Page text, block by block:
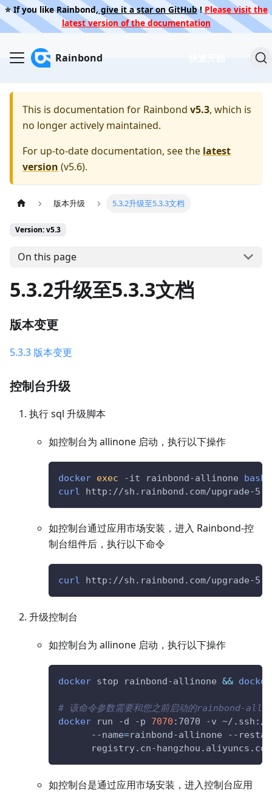
⭐️ If you like Rainbond, give it a star on GitHub!Please visit the
latest version of the documentation
Rainbond
This is documentation for Rainbond v5.3, which is
no longer actively maintained.
For up-to-date documentation, see the latest
version (v5.6).
版本升级 5.3.2升级至5.3.3文档
Version: v5.3
On this page
5.3.2升级至5.3.3文档
版本变更
5.3.3 版本变更
控制台升级
执行 sql 升级脚本
如控制台为 allinone 启动，执行以下操作
docker exec -it rainbond-allinone bash
curl http://sh.rainbond.com/upgrade-
如控制台通过应用市场安装，进入 Rainbond-控
制台组件后，执行以下命令
curl http://sh.rainbond.com/upgrade-
升级控制台
如控制台为 allinone 启动，执行以下操作
docker stop rainbond-allinone && docker
# 该命令参数需要和您之前启动的rainbond-
docker run -d -p 7070 :7070 -v ~/.ssh:/
      --name
=rainbond-allinone --
registry.cn-
如控制台是通过应用市场安装，进入控制台应用